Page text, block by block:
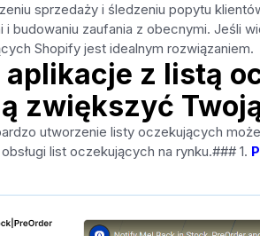
sprzedaży i śledzeniu popytu
i budowaniu zaufania z obecnymi. Jeśli
Shopify jest idealnym rozwiązaniem.
aplikacje z listą
zwiększyć
utworzenie listy oczekujących
list oczekujących na rynku.### 1.